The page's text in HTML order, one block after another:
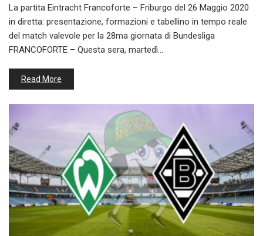
La partita Eintracht Francoforte – Friburgo del 26 Maggio 2020
in diretta: presentazione, formazioni e tabellino in tempo reale
del match valevole per la 28ma giornata di Bundesliga
FRANCOFORTE – Questa sera, martedì…
Read More